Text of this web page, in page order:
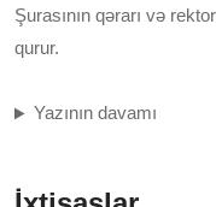
Şurasının qərarı və
qurur.
Yazının davamı